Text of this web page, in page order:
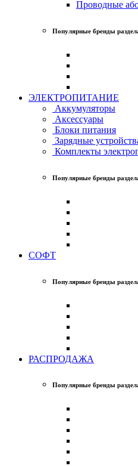
Проводные
Популярные бренды
ЭЛЕКТРОПИТАНИЕ
Аккумуляторы
Аксессуары
Блоки питания
Зарядные
Комплекты
Популярные бренды
СОФТ
Популярные бренды
РАСПРОДАЖА
Популярные бренды